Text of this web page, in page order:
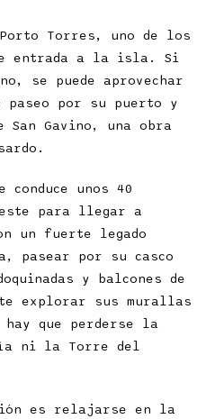
Torres, uno de los
entrada a la isla. Si
se puede aprovechar
paseo por su puerto y
Gavino, una obra
conduce unos 40
para llegar a
un fuerte legado
pasear por su casco
y balcones de
explorar sus murallas
que perderse la
ni la Torre del
es relajarse en la